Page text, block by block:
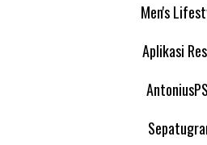
Men's
Aplikasi